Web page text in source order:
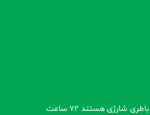
تمام محصولات بدون گارانتی قبل از اضافه شدن در سایت و بعد از ثبت سفارش مشتری کاملاً تست و از سلامت محصول اطمینان حاصل می شود. کالاهایی که دارای باطری شارژی هستند 72 ساعت